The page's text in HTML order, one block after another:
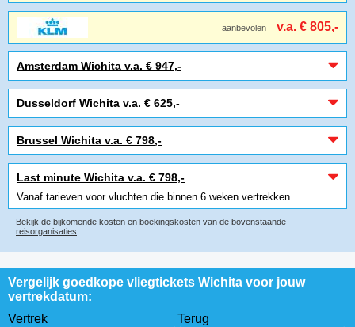
aanbevolen v.a. € 805,-
Amsterdam Wichita v.a. € 947,-
Dusseldorf Wichita v.a. € 625,-
Brussel Wichita v.a. € 798,-
Last minute Wichita v.a. € 798,-
Vanaf tarieven voor vluchten die binnen 6 weken vertrekken
Bekijk de bijkomende kosten en boekingskosten van de bovenstaande
reisorganisaties
Vergelijk goedkope vliegtickets Wichita voor jouw
vertrekdatum:
Vertrek
Terug